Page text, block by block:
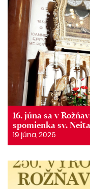
16. júna sa v
spomienka sv.
19 júna, 2026